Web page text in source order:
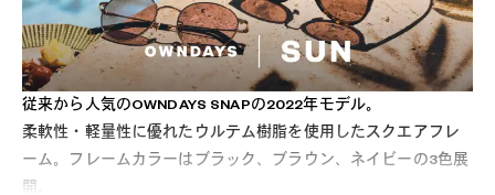
従来から人気のOWNDAYS SNAPの2022年モデル。
柔軟性・軽量性に優れたウルテム樹脂を使用したスクエアフレ
ーム。フレームカラーはブラック、ブラウン、ネイビーの3色展
開。